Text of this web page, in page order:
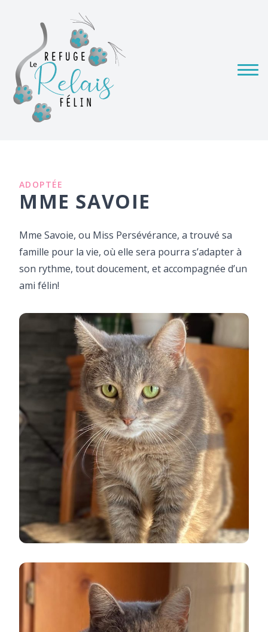
ADOPTÉE
MME SAVOIE
Mme Savoie, ou Miss Persévérance, a trouvé sa
famille pour la vie, où elle sera pourra s’adapter à
son rythme, tout doucement, et accompagnée d’un
ami félin!